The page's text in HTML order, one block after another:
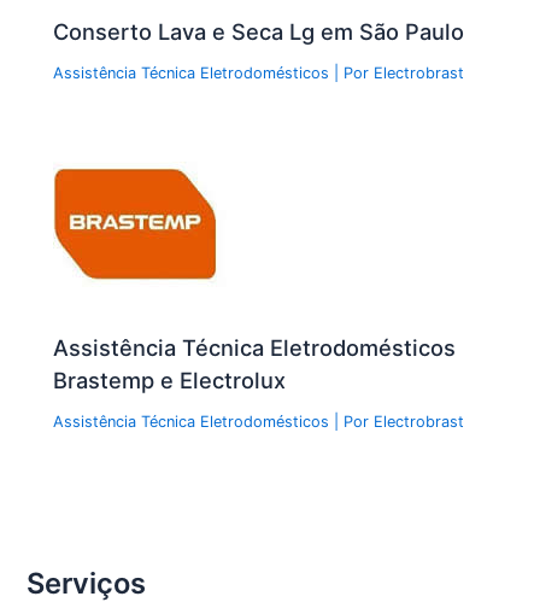
Conserto Lava e Seca Lg em São Paulo
Assistência Técnica Eletrodomésticos | Por Electrobrast
Assistência Técnica Eletrodomésticos
Brastemp e Electrolux
Assistência Técnica Eletrodomésticos | Por Electrobrast
Serviços